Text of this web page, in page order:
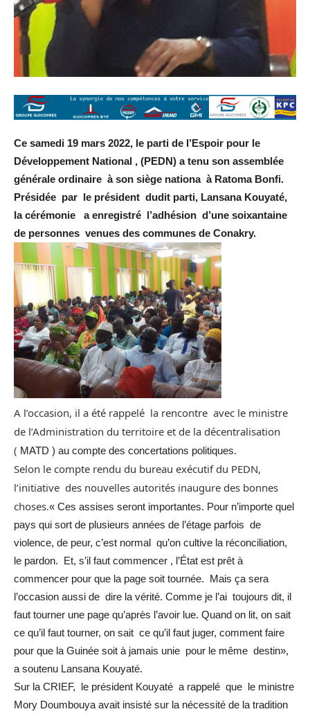
Ce samedi 19 mars 2022, le parti de l’Espoir pour le
Développement National , (PEDN) a tenu son assemblée
générale ordinaire à son siège nationa à Ratoma Bonfi.
Présidée par le président dudit parti, Lansana Kouyaté,
la cérémonie a enregistré l’adhésion d’une soixantaine
de personnes venues des communes de Conakry.
A l’occasion, il a été rappelé la rencontre avec le ministre
de l’Administration du territoire et de la décentralisation
( MATD ) au compte des concertations politiques.
Selon le compte rendu du bureau exécutif du PEDN,
l’initiative des nouvelles autorités inaugure des bonnes
choses.« Ces assises seront importantes. Pour n’importe quel
pays qui sort de plusieurs années de l’étage parfois de
violence, de peur, c’est normal qu’on cultive la réconciliation,
le pardon. Et, s’il faut commencer , l’État est prêt à
commencer pour que la page soit tournée. Mais ça sera
l’occasion aussi de dire la vérité. Comme je l’ai toujours dit, il
faut tourner une page qu’après l’avoir lue. Quand on lit, on sait
ce qu’il faut tourner, on sait ce qu’il faut juger, comment faire
pour que la Guinée soit à jamais unie pour le même destin»,
a soutenu Lansana Kouyaté.
Sur la CRIEF, le président Kouyaté a rappelé que le ministre
Mory Doumbouya avait insisté sur la nécessité de la tradition